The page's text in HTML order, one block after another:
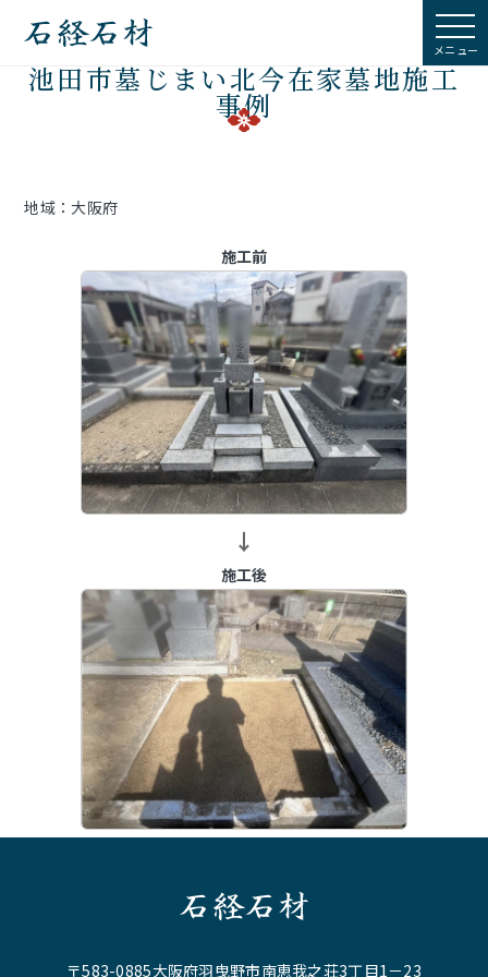
池田市墓じまい北今在家墓地施工
事例
地域：大阪府
施工前
→
施工後
〒583-0885大阪府羽曳野市南恵我之荘3丁目1－23